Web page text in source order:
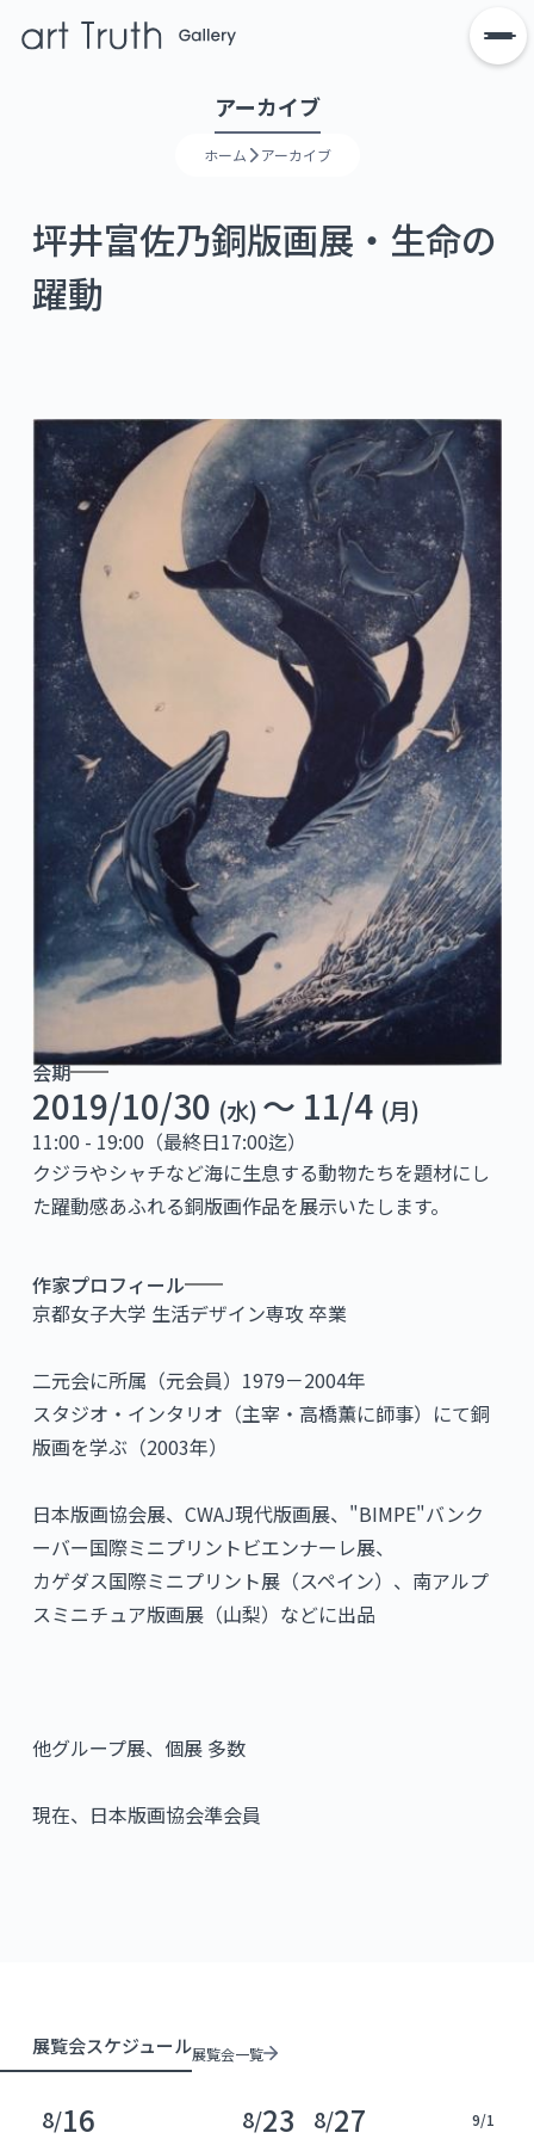
アーカイブ
ホーム アーカイブ
坪井富佐乃銅版画展・生命の
躍動
会期
2019/10/30 (水) 〜 11/4 (月)
11:00 - 19:00（最終日17:00迄）
クジラやシャチなど海に生息する動物たちを題材にし
た躍動感あふれる銅版画作品を展示いたします。
作家プロフィール
京都女子大学 生活デザイン専攻 卒業
二元会に所属（元会員）1979－2004年
スタジオ・インタリオ（主宰・高橋薫に師事）にて銅
版画を学ぶ（2003年）
日本版画協会展、CWAJ現代版画展、"BIMPE"バンク
ーバー国際ミニプリントビエンナーレ展、
カゲダス国際ミニプリント展（スペイン）、南アルプ
スミニチュア版画展（山梨）などに出品
他グループ展、個展 多数
現在、日本版画協会準会員
展覧会スケジュール展覧会一覧
8/16 8/23 8/27 9/1